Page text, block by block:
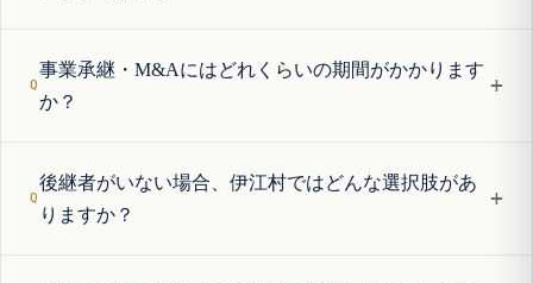
事業承継・M&Aにはどれくらいの期間がかかります
か？
+
後継者がいない場合、伊江村ではどんな選択肢があ
りますか？
+